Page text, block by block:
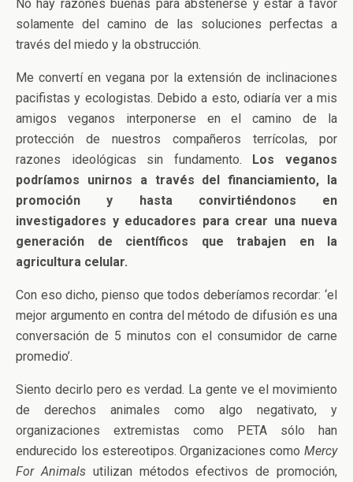
No hay razones buenas para abstenerse y estar a favor
solamente del camino de las soluciones perfectas a
través del miedo y la obstrucción.
Me convertí en vegana por la extensión de inclinaciones
pacifistas y ecologistas. Debido a esto, odiaría ver a mis
amigos veganos interponerse en el camino de la
protección de nuestros compañeros terrícolas, por
razones ideológicas sin fundamento. Los veganos
podríamos unirnos a través del financiamiento, la
promoción y hasta convirtiéndonos en
investigadores y educadores para crear una nueva
generación de científicos que trabajen en la
agricultura celular.
Con eso dicho, pienso que todos deberíamos recordar: ‘el
mejor argumento en contra del método de difusión es una
conversación de 5 minutos con el consumidor de carne
promedio’.
Siento decirlo pero es verdad. La gente ve el movimiento
de derechos animales como algo negativato, y
organizaciones extremistas como PETA sólo han
endurecido los estereotipos. Organizaciones como Mercy
For Animalsutilizan métodos efectivos de promoción,